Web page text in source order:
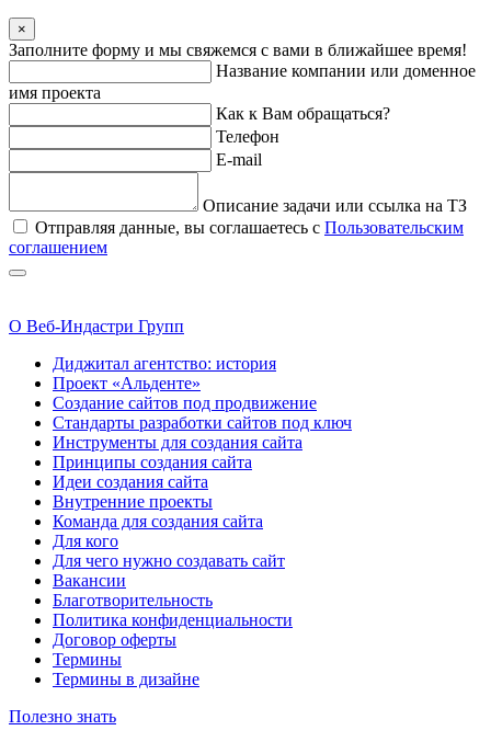
×
Заполните форму и мы свяжемся с вами в ближайшее время!
Название компании или доменное
имя проекта
Как к Вам обращаться?
Телефон
E-mail
Описание задачи или ссылка на ТЗ
Отправляя данные, вы соглашаетесь с Пользовательским
соглашением
О Веб-Индастри Групп
Диджитал агентство: история
Проект «Альденте»
Создание сайтов под продвижение
Стандарты разработки сайтов под ключ
Инструменты для создания сайта
Принципы создания сайта
Идеи создания сайта
Внутренние проекты
Команда для создания сайта
Для кого
Для чего нужно создавать сайт
Вакансии
Благотворительность
Политика конфиденциальности
Договор оферты
Термины
Термины в дизайне
Полезно знать